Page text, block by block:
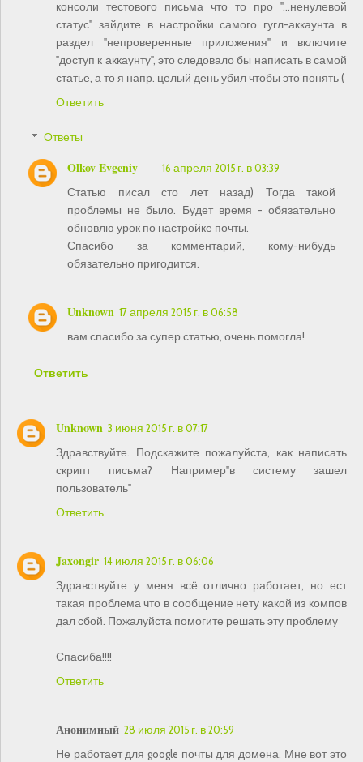
консоли тестового письма что то про "...ненулевой
статус" зайдите в настройки самого гугл-аккаунта в
раздел "непроверенные приложения" и включите
"доступ к аккаунту", это следовало бы написать в самой
статье, а то я напр. целый день убил чтобы это понять (
Ответить
Ответы
Olkov Evgeniy
16 апреля 2015 г. в 03:39
Статью писал сто лет назад) Тогда такой
проблемы не было. Будет время - обязательно
обновлю урок по настройке почты.
Спасибо за комментарий, кому-нибудь
обязательно пригодится.
Unknown 17 апреля 2015 г. в 06:58
вам спасибо за супер статью, очень помогла!
Ответить
Unknown 3 июня 2015 г. в 07:17
Здравствуйте. Подскажите пожалуйста, как написать
скрипт письма? Например"в систему зашел
пользователь"
Ответить
Jaxongir 14 июля 2015 г. в 06:06
Здравствуйте у меня всё отлично работает, но ест
такая проблема что в сообщение нету какой из компов
дал сбой. Пожалуйста помогите решать эту проблему
Спасиба!!!!
Ответить
Анонимный 28 июля 2015 г. в 20:59
Не работает для google почты для домена. Мне вот это